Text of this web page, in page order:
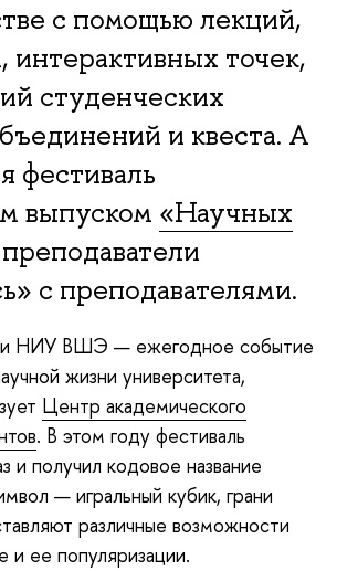
с помощью лекций,
интерактивных точек,
студенческих
и квеста. А
фестиваль
выпуском «Научных
с преподавателями.
НИУ ВШЭ — ежегодное событие
жизни университета,
Центр академического
. В этом году фестиваль
и получил кодовое название
— игральный кубик, грани
различные возможности
и ее популяризации.